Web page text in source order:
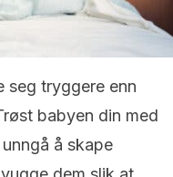
seg tryggere enn
babyen din med
å skape